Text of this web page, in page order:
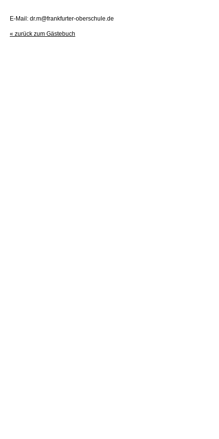
E-Mail: dr.m@frankfurter-oberschule.de
« zurück zum Gästebuch